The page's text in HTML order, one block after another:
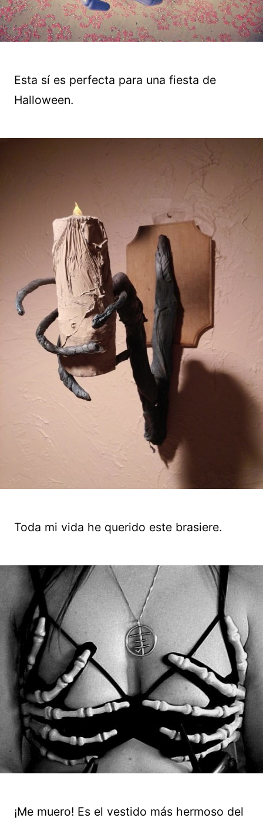
Esta sí es perfecta para una fiesta de
Halloween.
Toda mi vida he querido este brasiere.
¡Me muero! Es el vestido más hermoso del